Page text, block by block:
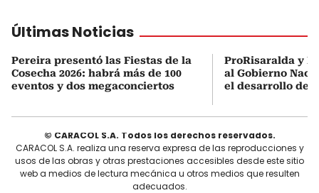
Últimas Noticias
Pereira presentó las Fiestas de la
Cosecha 2026: habrá más de 100
eventos y dos megaconciertos
ProRisaralda y
al Gobierno
el desarrollo
© CARACOL S.A. Todos los derechos reservados.
CARACOL S.A. realiza una reserva expresa de las reproducciones y
usos de las obras y otras prestaciones accesibles desde este sitio
web a medios de lectura mecánica u otros medios que resulten
adecuados.